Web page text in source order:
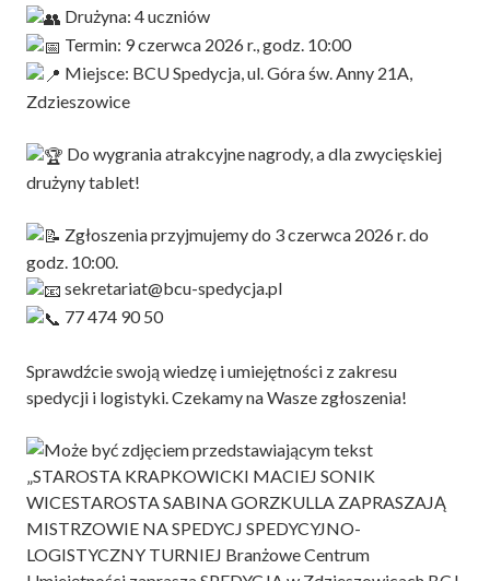
Drużyna: 4 uczniów
Termin: 9 czerwca 2026 r., godz. 10:00
Miejsce: BCU Spedycja, ul. Góra św. Anny 21A,
Zdzieszowice
Do wygrania atrakcyjne nagrody, a dla zwycięskiej
drużyny tablet!
Zgłoszenia przyjmujemy do 3 czerwca 2026 r. do
godz. 10:00.
sekretariat@bcu-spedycja.pl
77 474 90 50
Sprawdźcie swoją wiedzę i umiejętności z zakresu
spedycji i logistyki. Czekamy na Wasze zgłoszenia!